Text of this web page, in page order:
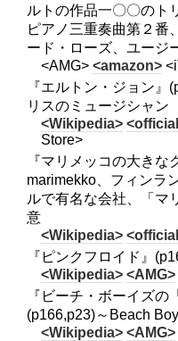
ルトの作品一〇〇のト
ピアノ三重奏曲第２番
ード・ローズ、ユージ
<AMG> <amazon>
『エルトン・ジョン
リスのミュージシャン
<Wikipedia>
Store>
『マリメッコの大きな
marimekko、フィンラ
ルで有名な会社、「マ
意
<Wikipedia>
『ピンクフロイド』
<Wikipedia> <AMG>
『ビーチ・ボーイズの
(p166,p23)～Beach
<Wikipedia> <AMG>